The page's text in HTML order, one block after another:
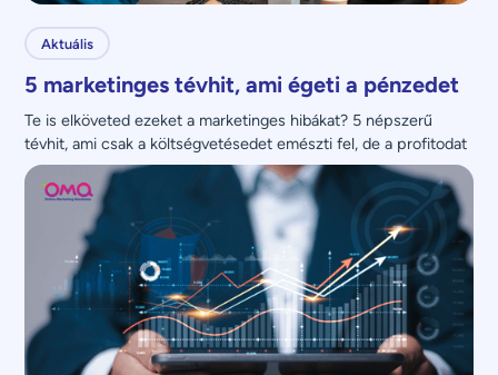
Aktuális
5 marketinges tévhit, ami égeti a pénzedet
Te is elköveted ezeket a marketinges hibákat? 5 népszerű
tévhit, ami csak a költségvetésedet emészti fel, de a profitodat
nem növeli.